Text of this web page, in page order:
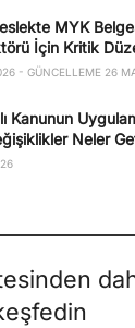
MYK
İçin Kritik
- GÜNCELLEME 26
Kanunun
Neler